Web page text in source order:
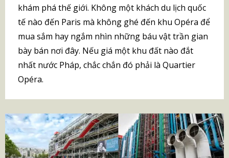
khám phá thế giới. Không một khách du lịch quốc
tế nào đến Paris mà không ghé đến khu Opéra để
mua sắm hay ngắm nhìn những báu vật trần gian
bày bán nơi đây. Nếu giá một khu đất nào đắt
nhất nước Pháp, chắc chắn đó phải là Quartier
Opéra.